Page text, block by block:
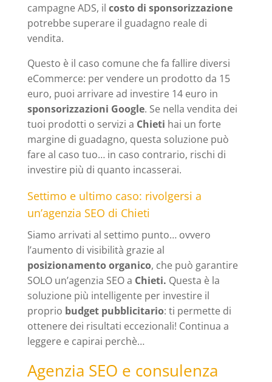
campagne ADS, il costo di sponsorizzazione
potrebbe superare il guadagno reale di
vendita.
Questo è il caso comune che fa fallire diversi
eCommerce: per vendere un prodotto da 15
euro, puoi arrivare ad investire 14 euro in
sponsorizzazioni Google. Se nella vendita dei
tuoi prodotti o servizi a Chieti hai un forte
margine di guadagno, questa soluzione può
fare al caso tuo… in caso contrario, rischi di
investire più di quanto incasserai.
Settimo e ultimo caso: rivolgersi a
un’agenzia SEO di Chieti
Siamo arrivati al settimo punto… ovvero
l’aumento di visibilità grazie al
posizionamento organico, che può garantire
SOLO un’agenzia SEO a Chieti. Questa è la
soluzione più intelligente per investire il
proprio budget pubblicitario: ti permette di
ottenere dei risultati eccezionali! Continua a
leggere e capirai perchè…
Agenzia SEO e consulenza